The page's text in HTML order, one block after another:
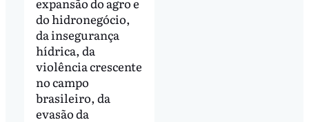
do hidronegócio,
da insegurança
hídrica, da
violência crescente
no campo
brasileiro, da
evasão da